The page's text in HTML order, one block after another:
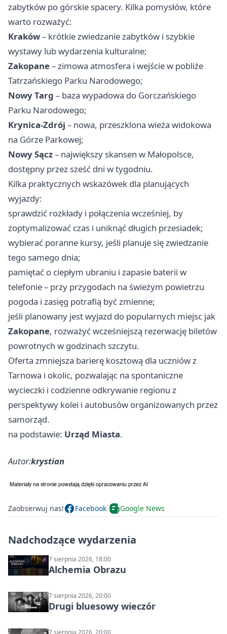
zabytków po górskie spacery. Kilka pomysłów, które
warto rozważyć:
Kraków– krótkie zwiedzanie zabytków i szybkie
wystawy lub wydarzenia kulturalne;
Zakopane– zimowa atmosfera i wejście w pobliże
Tatrzańskiego Parku Narodowego;
Nowy Targ – baza wypadowa do Gorczańskiego
Parku Narodowego;
Krynica-Zdrój – nowa, przeszklona wieża widokowa
na Górze Parkowej;
Nowy Sącz– największy skansen w Małopolsce,
dostępny przez sześć dni w tygodniu.
Kilka praktycznych wskazówek dla planujących
wyjazdy:
sprawdzić rozkłady i połączenia wcześniej, by
zoptymalizować czas i uniknąć długich przesiadek;
wybierać poranne kursy, jeśli planuje się zwiedzanie
tego samego dnia;
pamiętać o ciepłym ubraniu i zapasie baterii w
telefonie – przy przygodach na świeżym powietrzu
pogoda i zasięg potrafią być zmienne;
jeśli planowany jest wyjazd do popularnych miejsc jak
Zakopane, rozważyć wcześniejszą rezerwację biletów
powrotnych w godzinach szczytu.
Oferta zmniejsza barierę kosztową dla uczniów z
Tarnowa i okolic, pozwalając na spontaniczne
wycieczki i codzienne odkrywanie regionu z
perspektywy kolei i autobusów organizowanych przez
samorząd.
na podstawie: Urząd Miasta.
Autor:krystian
Zaobserwuj nas! Facebook Google News
Nadchodzące wydarzenia
7 sierpnia 2026, 18:00
Alchemia Obrazu
7 sierpnia 2026, 20:00
Drugi bluesowy wieczór
7 sierpnia 2026, 20:00